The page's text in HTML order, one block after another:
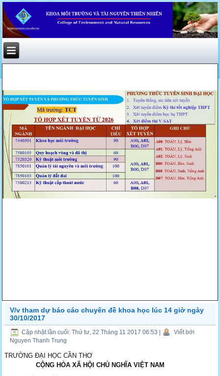
V/v tham dự báo cáo chuyên đề khoa học lúc 14 giờ ngày
30/10/2017
Cập nhật lần cuối: Thứ tư, 22 Tháng 11 2017 06:53
Viết bởi
Nguyen Thanh Trung
TRƯỜNG ĐẠI HỌC CẦN THƠ
CỘNG HÒA XÃ HỘI CHỦ NGHĨA VIỆT NAM